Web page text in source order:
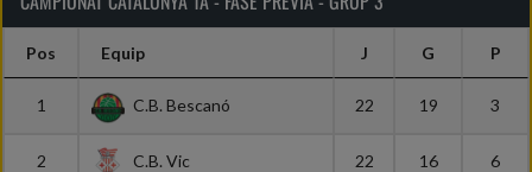
Pos Equip J G P
1 C.B. Bescanó 22 19 3
2 C.B. Vic 22 16 6